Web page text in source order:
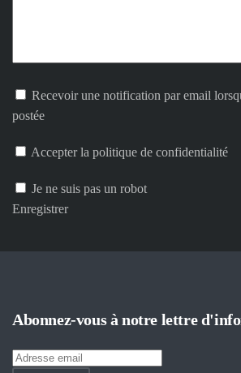
Recevoir une notification par email
postée
Accepter la politique de confidentialité
Je ne suis pas un robot
Enregistrer
Abonnez-vous à notre lettre